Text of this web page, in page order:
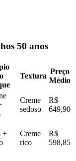
50 anos
Textura
Preço
Médio
Creme
sedoso
R$
649,90
+
Creme
rico
R$
598,85